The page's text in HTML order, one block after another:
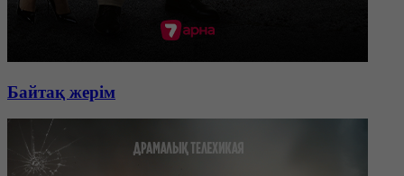
Байтақ жерім